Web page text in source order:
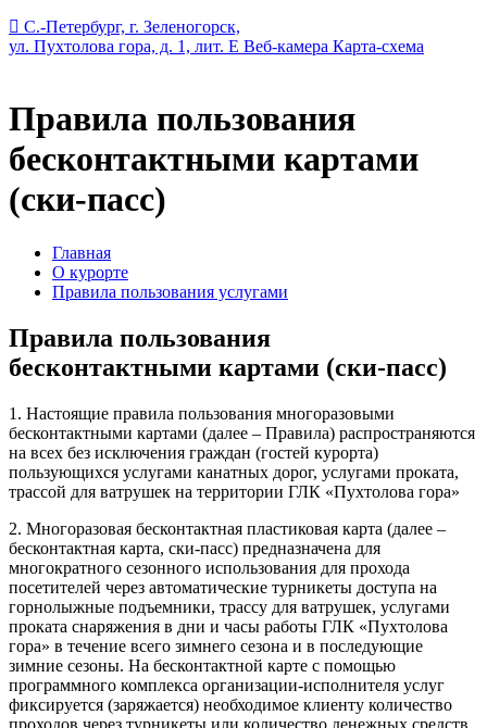
С.-Петербург, г. Зеленогорск,
ул. Пухтолова гора, д. 1, лит. Е Веб-камера Карта-схема
Правила пользования
бесконтактными картами
(ски-пасс)
Главная
О курорте
Правила пользования услугами
Правила пользования
бесконтактными картами (ски-пасс)
1. Настоящие правила пользования многоразовыми
бесконтактными картами (далее – Правила) распространяются
на всех без исключения граждан (гостей курорта)
пользующихся услугами канатных дорог, услугами проката,
трассой для ватрушек на территории ГЛК «Пухтолова гора»
2. Многоразовая бесконтактная пластиковая карта (далее –
бесконтактная карта, ски-пасс) предназначена для
многократного сезонного использования для прохода
посетителей через автоматические турникеты доступа на
горнолыжные подъемники, трассу для ватрушек, услугами
проката снаряжения в дни и часы работы ГЛК «Пухтолова
гора» в течение всего зимнего сезона и в последующие
зимние сезоны. На бесконтактной карте с помощью
программного комплекса организации-исполнителя услуг
фиксируется (заряжается) необходимое клиенту количество
проходов через турникеты или количество денежных средств